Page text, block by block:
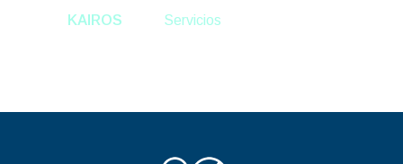
KAIROS Servicios